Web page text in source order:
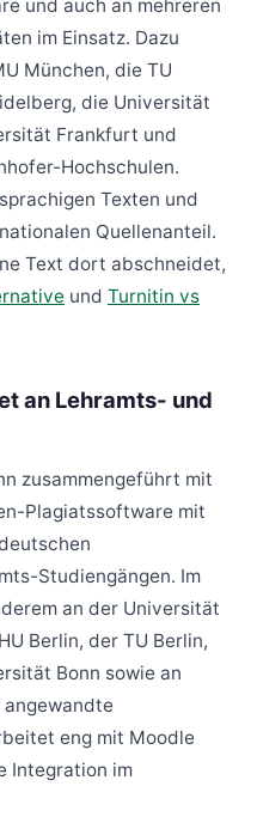
und auch an mehreren
im Einsatz. Dazu
München, die TU
die Universität
Frankfurt und
Hochschulen.
Texten und
Quellenanteil.
Text dort abschneidet,
und Turnitin vs
an Lehramts- und
zusammengeführt mit
Plagiatssoftware mit
Studiengängen. Im
an der Universität
Berlin, der TU Berlin,
Bonn sowie an
eng mit Moodle
Integration im